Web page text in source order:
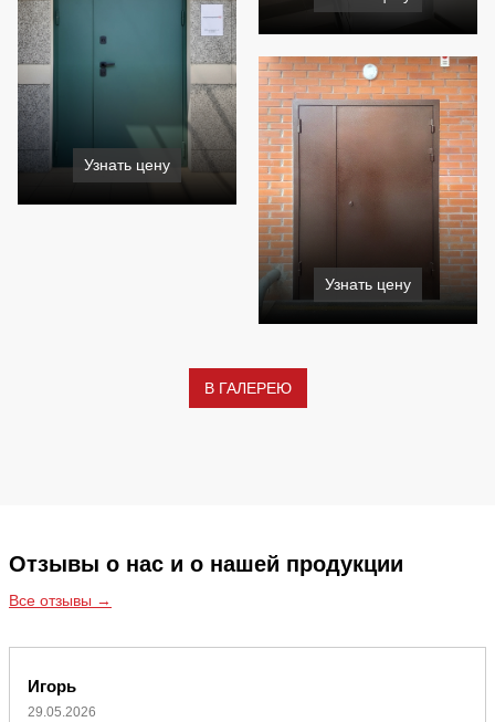
Узнать цену
Узнать цену
В ГАЛЕРЕЮ
Отзывы о нас и о нашей продукции
Все отзывы →
Игорь
29.05.2026